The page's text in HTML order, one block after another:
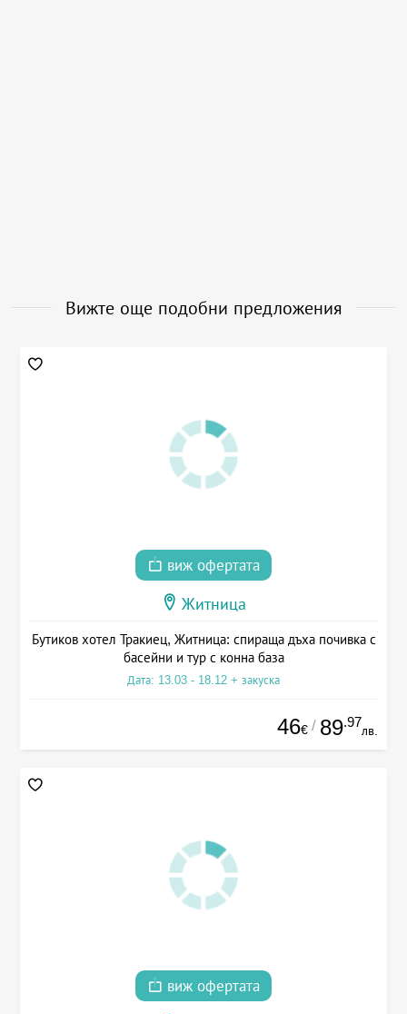
Вижте още подобни предложения
виж офертата
Житница
Бутиков хотел Тракиец, Житница: спираща дъха почивка с
басейни и тур с конна база
Дата: 13.03 - 18.12 + закуска
46€ / 89.97
лв.
виж офертата